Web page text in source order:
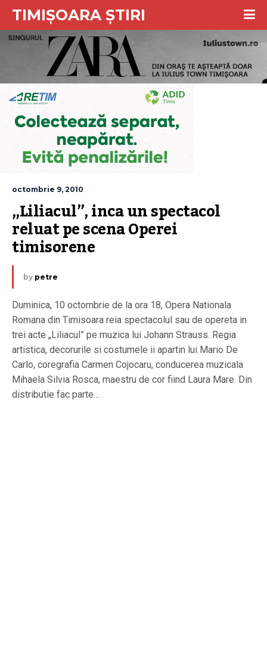
TIMIȘOARA ȘTIRI
octombrie 9, 2010
„Liliacul”, inca un spectacol
reluat pe scena Operei
timisorene
by petre
Duminica, 10 octombrie de la ora 18, Opera Nationala
Romana din Timisoara reia spectacolul sau de opereta in
trei acte „Liliacul” pe muzica lui Johann Strauss. Regia
artistica, decorurile si costumele ii apartin lui Mario De
Carlo, coregrafia Carmen Cojocaru, conducerea muzicala
Mihaela Silvia Rosca, maestru de cor fiind Laura Mare. Din
distributie fac parte…